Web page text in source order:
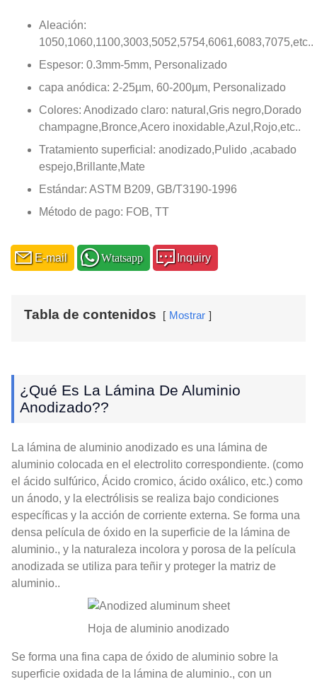
Aleación:
1050,1060,1100,3003,5052,5754,6061,6083,7075,etc..
Espesor: 0.3mm-5mm, Personalizado
capa anódica: 2-25µm, 60-200µm, Personalizado
Colores: Anodizado claro: natural,Gris negro,Dorado
champagne,Bronce,Acero inoxidable,Azul,Rojo,etc..
Tratamiento superficial: anodizado,Pulido ,acabado
espejo,Brillante,Mate
Estándar: ASTM B209, GB/T3190-1996
Método de pago: FOB, TT
E-mail Wtatsapp Inquiry
Tabla de contenidos Mostrar
¿Qué Es La Lámina De Aluminio
Anodizado??
La lámina de aluminio anodizado es una lámina de
aluminio colocada en el electrolito correspondiente. (como
el ácido sulfúrico, Ácido cromico, ácido oxálico, etc.) como
un ánodo, y la electrólisis se realiza bajo condiciones
específicas y la acción de corriente externa. Se forma una
densa película de óxido en la superficie de la lámina de
aluminio., y la naturaleza incolora y porosa de la película
anodizada se utiliza para teñir y proteger la matriz de
aluminio..
Hoja de aluminio anodizado
Se forma una fina capa de óxido de aluminio sobre la
superficie oxidada de la lámina de aluminio., con un